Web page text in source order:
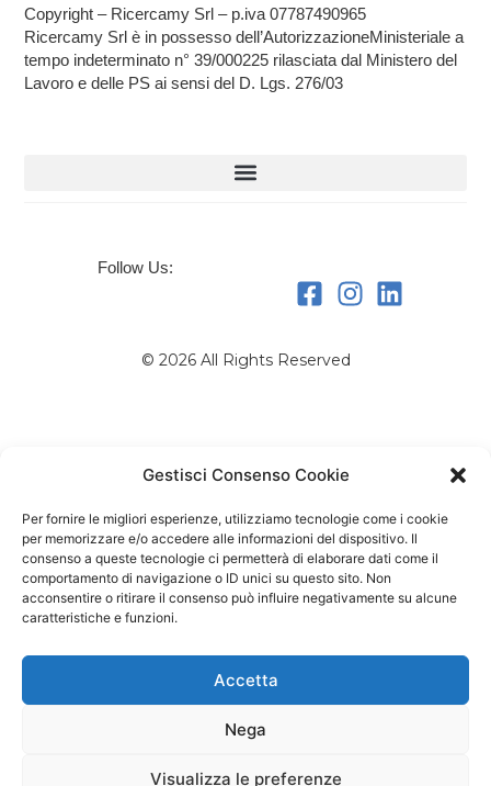
Gestisci Consenso Cookie
Per fornire le migliori esperienze, utilizziamo tecnologie come i cookie
per memorizzare e/o accedere alle informazioni del dispositivo. Il
consenso a queste tecnologie ci permetterà di elaborare dati come il
comportamento di navigazione o ID unici su questo sito. Non
acconsentire o ritirare il consenso può influire negativamente su alcune
caratteristiche e funzioni.
Accetta
Nega
Visualizza le preferenze
Copyright – Ricercamy Srl – p.iva 07787490965
Ricercamy Srl è in possesso dell’AutorizzazioneMinisteriale a
tempo indeterminato n° 39/000225 rilasciata dal Ministero del
Lavoro e delle PS ai sensi del D. Lgs. 276/03
Follow Us:
© 2026 All Rights Reserved